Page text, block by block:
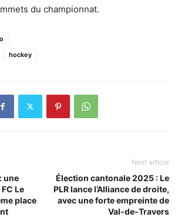
du championnat.
hockey
une
Le
place
Next article
Élection cantonale 2025 : Le
PLR lance l’Alliance de droite,
avec une forte empreinte de
Val-de-Travers